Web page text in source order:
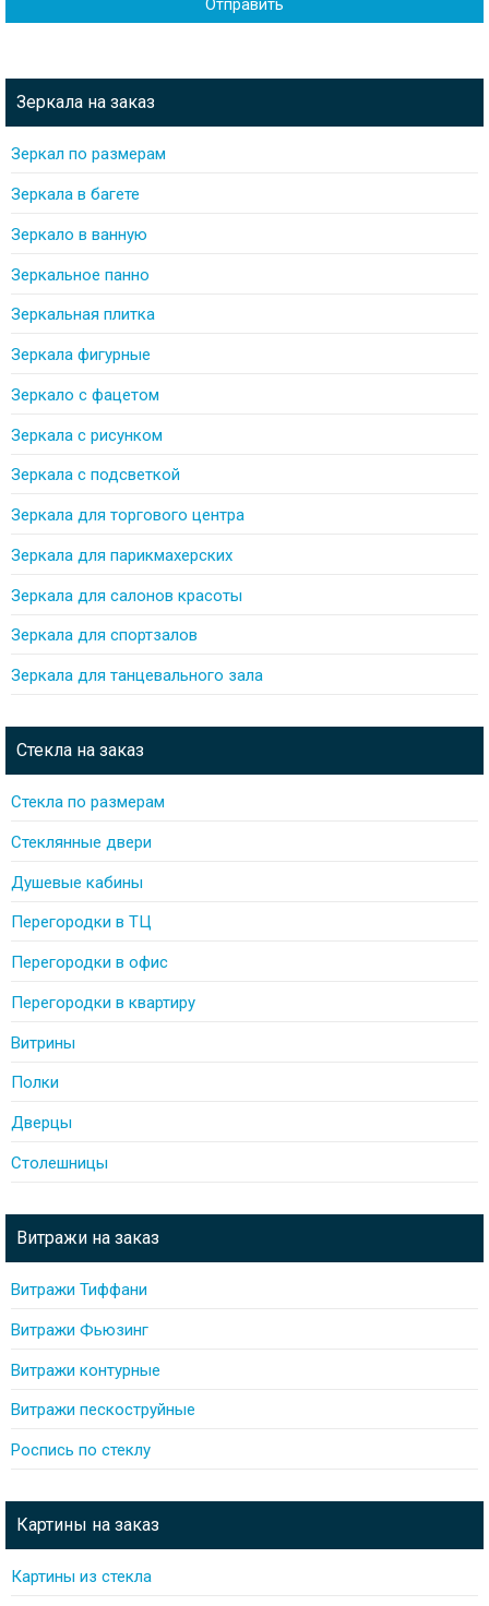
Зеркала на заказ
Зеркал по размерам
Зеркала в багете
Зеркало в ванную
Зеркальное панно
Зеркальная плитка
Зеркала фигурные
Зеркало с фацетом
Зеркала с рисунком
Зеркала с подсветкой
Зеркала для торгового центра
Зеркала для парикмахерских
Зеркала для салонов красоты
Зеркала для спортзалов
Зеркала для танцевального зала
Стекла на заказ
Стекла по размерам
Стеклянные двери
Душевые кабины
Перегородки в ТЦ
Перегородки в офис
Перегородки в квартиру
Витрины
Полки
Дверцы
Столешницы
Витражи на заказ
Витражи Тиффани
Витражи Фьюзинг
Витражи контурные
Витражи пескоструйные
Роспись по стеклу
Картины на заказ
Картины из стекла